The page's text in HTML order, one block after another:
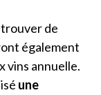
de
également
vins annuelle.
une